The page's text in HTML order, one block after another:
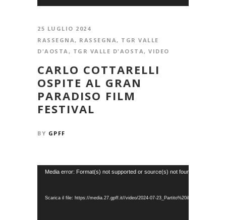
25 LUGLIO 2024
RASSEGNA , RASSEGNA , TGR VALLE
D'AOSTA , TGR VALLE D'AOSTA , VIDEO
CARLO COTTARELLI
OSPITE AL GRAN
PARADISO FILM
FESTIVAL
BY GPFF
Video
Media error: Format(s) not supported or source(s) not found
Scarica il file: https://media.27.gpff.it//video/2024-07-23_Partito%20il%20GPFF.mp4